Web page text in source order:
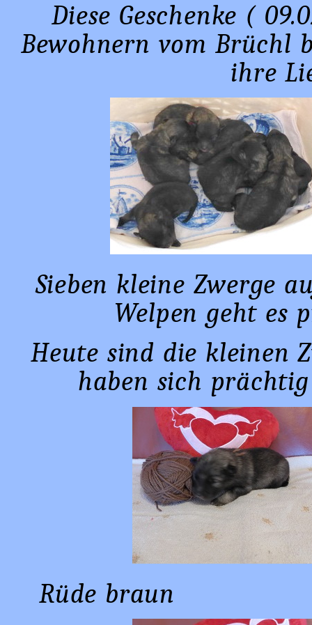
Diese Geschenke (
Bewohnern vom Brüchl
ihre
Sieben kleine Zwerge
Welpen geht es
Heute sind die kleinen
haben sich
Rüde